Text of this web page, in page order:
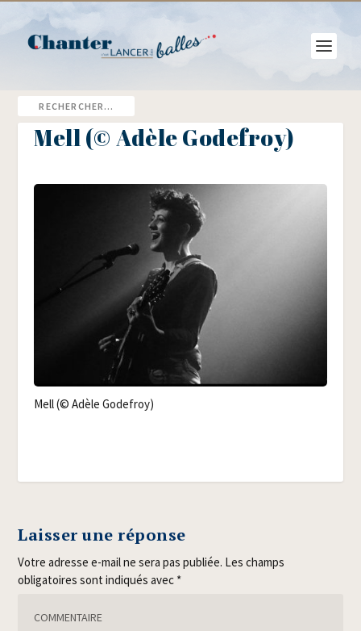
Mell (© Adèle Godefroy)
Mell (© Adèle Godefroy)
Laisser une réponse
Votre adresse e-mail ne sera pas publiée. Les champs
obligatoires sont indiqués avec *